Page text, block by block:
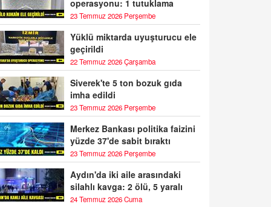
operasyonu: 1 tutuklama
23 Temmuz 2026 Perşembe
Yüklü miktarda uyuşturucu ele
geçirildi
22 Temmuz 2026 Çarşamba
Siverek'te 5 ton bozuk gıda
imha edildi
23 Temmuz 2026 Perşembe
Merkez Bankası politika faizini
yüzde 37'de sabit bıraktı
23 Temmuz 2026 Perşembe
Aydın'da iki aile arasındaki
silahlı kavga: 2 ölü, 5 yaralı
24 Temmuz 2026 Cuma